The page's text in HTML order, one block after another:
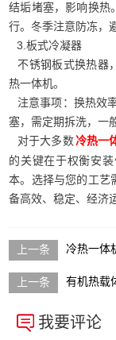
结垢堵塞，影响换热
行。冬季注意防冻，
3.板式冷凝器
不锈钢板式换热器
热一体机。
注意事项：换热效
塞，需定期拆洗，一
对于大多数冷热一
的关键在于权衡安
本。选择与您的工艺
备高效、稳定、经济
冷热一体
有机热载
我要评论